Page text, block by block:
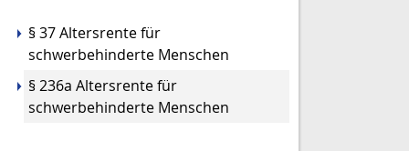
§ 37 Altersrente für
schwerbehinderte Menschen
§ 236a Altersrente für
schwerbehinderte Menschen